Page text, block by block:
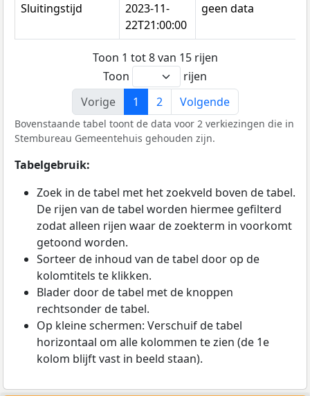
Sluitingstijd
2023-11-
22T21:00:00
geen data
Toon 1 tot 8 van 15 rijen
Toon
rijen
Vorige
1 2 Volgende
Bovenstaande tabel toont de data voor 2 verkiezingen die in
Stembureau Gemeentehuis gehouden zijn.
Tabelgebruik:
Zoek in de tabel met het zoekveld boven de tabel.
De rijen van de tabel worden hiermee gefilterd
zodat alleen rijen waar de zoekterm in voorkomt
getoond worden.
Sorteer de inhoud van de tabel door op de
kolomtitels te klikken.
Blader door de tabel met de knoppen
rechtsonder de tabel.
Op kleine schermen: Verschuif de tabel
horizontaal om alle kolommen te zien (de 1e
kolom blijft vast in beeld staan).